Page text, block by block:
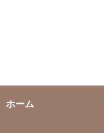
ホーム